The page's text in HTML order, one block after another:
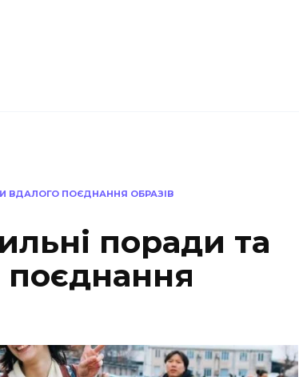
ВДАЛОГО ПОЄДНАННЯ ОБРАЗІВ
поради та
поєднання